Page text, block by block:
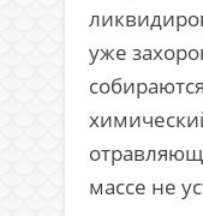
уже
массе не